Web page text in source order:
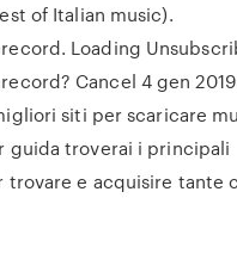
of Italian music).
Loading
Cancel 4 gen
siti per scaricare
guida troverai i principali
trovare e acquisire tante